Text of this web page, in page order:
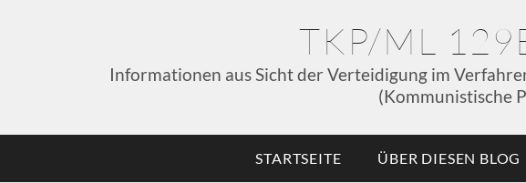
TKP/ML
Informationen aus Sicht der Verteidigung im
(Kommunistische
STARTSEITE ÜBER DIESEN BLOG